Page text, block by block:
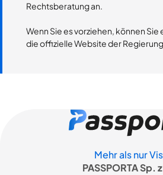
Rechtsberatung an.
Wenn Sie es vorziehen, können Sie
die offizielle Website der
Mehr als nur
PASSPORTA Sp.